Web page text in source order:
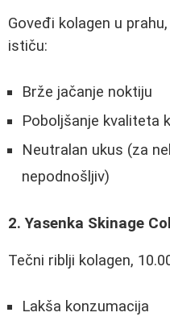
Goveđi kolagen u
ističu:
Brže jačanje noktiju
Poboljšanje kvaliteta
Neutralan ukus (za
nepodnošljiv)
2. Yasenka Skinage
Tečni riblji kolagen,
Lakša konzumacija